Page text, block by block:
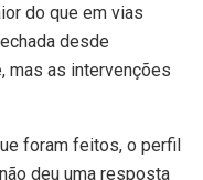
do que em vias
desde
mas as intervenções
foram feitos, o perfil
deu uma resposta